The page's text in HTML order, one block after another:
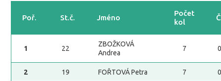
Poř. St.č. Jméno
Počet
kol
1 22
ZBOŽKOVÁ
Andrea
7
2 19 FOŘTOVÁ Petra 7